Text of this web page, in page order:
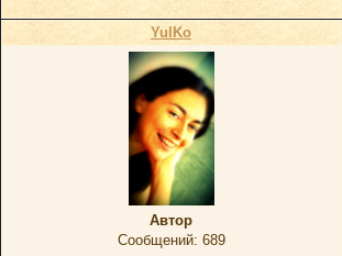
YulKo
Автор
Сообщений: 689